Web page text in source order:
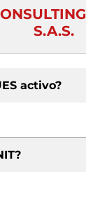
S.A.S.
activo?